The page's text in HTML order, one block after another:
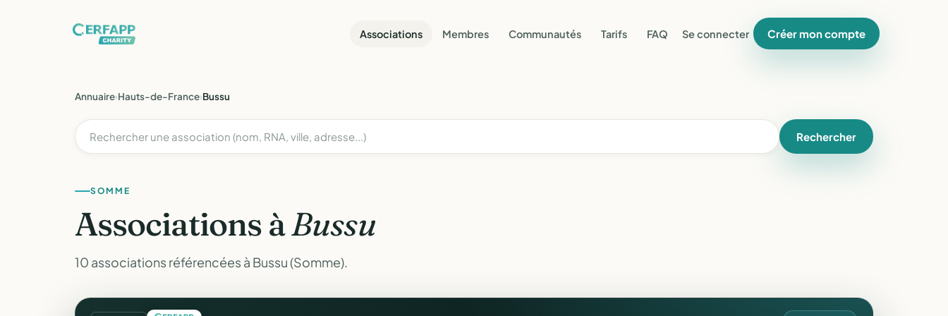
Associations Membres Communautés Tarifs FAQ Se connecter Créer mon compte
Annuaire›Hauts-de-France›Bussu
Rechercher
SOMME
Associations àBussu
10 associations référencées à Bussu (Somme).